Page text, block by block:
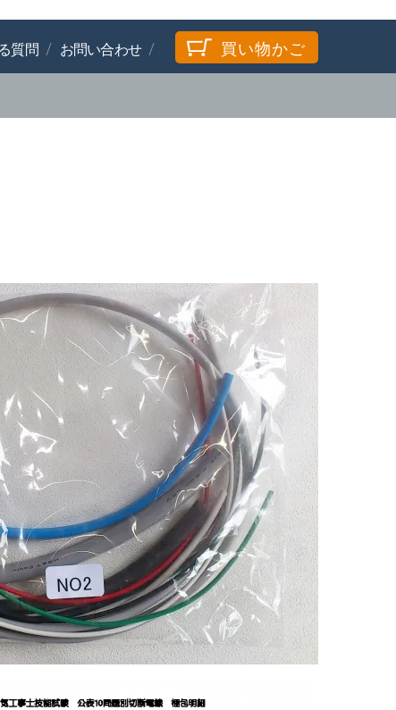
質問 お問い合わせ 買い物かご